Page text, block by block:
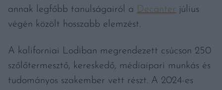
annak legfőbb tanulságairól a Decanter július
végén közölt hosszabb elemzést.
A kaliforniai Lodiban megrendezett csúcson 250
szőlőtermesztő, kereskedő, médiaipari munkás és
tudományos szakember vett részt. A 2024-es